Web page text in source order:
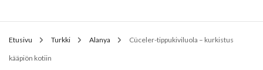
Etusivu Turkki Alanya Cüceler-tippukiviluola – kurkistus
kääpiön kotiin